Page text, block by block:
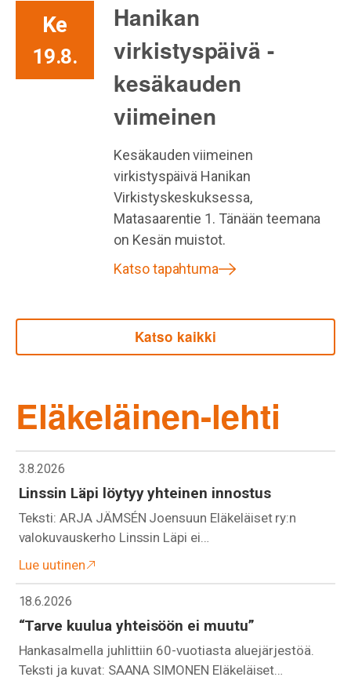
Ke
19.8.
Hanikan
virkistyspäivä -
kesäkauden
viimeinen
Kesäkauden viimeinen
virkistyspäivä Hanikan
Virkistyskeskuksessa,
Matasaarentie 1. Tänään teemana
on Kesän muistot.
Katso tapahtuma
Katso kaikki
Eläkeläinen-lehti
3.8.2026
Linssin Läpi löytyy yhteinen innostus
Teksti: ARJA JÄMSÉN Joensuun Eläkeläiset ry:n
valokuvauskerho Linssin Läpi ei…
Lue uutinen
18.6.2026
“Tarve kuulua yhteisöön ei muutu”
Hankasalmella juhlittiin 60-vuotiasta aluejärjestöä.
Teksti ja kuvat: SAANA SIMONEN Eläkeläiset…